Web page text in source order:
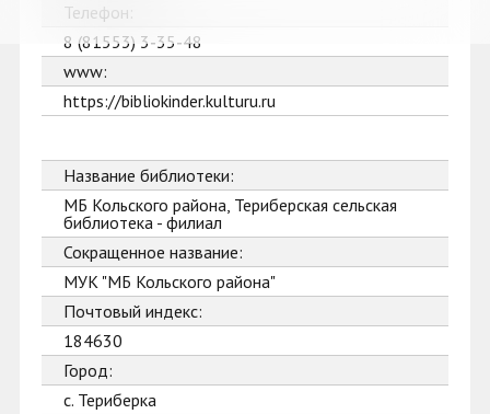
Телефон:
8 (81553) 3-35-48
www:
https://bibliokinder.kulturu.ru
Название библиотеки:
МБ Кольского района, Териберская сельская
библиотека - филиал
Сокращенное название:
МУК "МБ Кольского района"
Почтовый индекс:
184630
Город:
с. Териберка